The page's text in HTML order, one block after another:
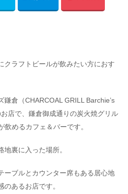
クラフトビールが飲みたい方におす
倉（CHARCOAL GRILL Barchie’s
店で、鎌倉御成通りの炭火焼グリル
飲めるカフェ＆バーです。
裏に入った場所。
ーブルとカウンター席もある居心地
あるお店です。